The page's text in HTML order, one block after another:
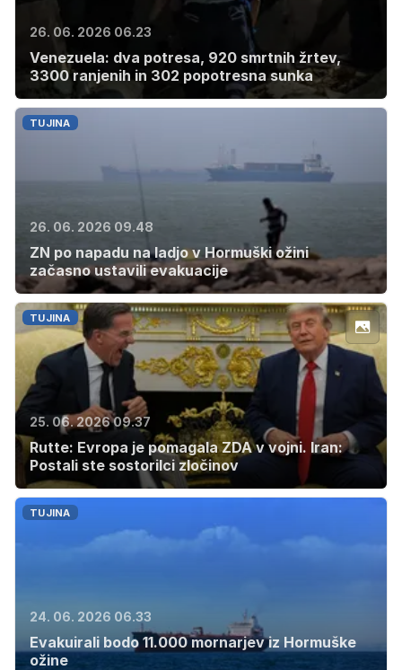
26. 06. 2026 06.23
Venezuela: dva potresa, 920 smrtnih žrtev,
3300 ranjenih in 302 popotresna sunka
TUJINA
26. 06. 2026 09.48
ZN po napadu na ladjo v Hormuški ožini
začasno ustavili evakuacije
TUJINA
25. 06. 2026 09.37
Rutte: Evropa je pomagala ZDA v vojni. Iran:
Postali ste sostorilci zločinov
TUJINA
24. 06. 2026 06.33
Evakuirali bodo 11.000 mornarjev iz Hormuške
ožine